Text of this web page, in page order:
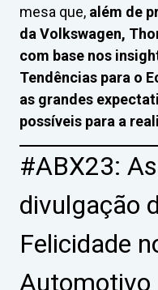
mesa que, além de
da Volkswagen,
com base nos
Tendências para o
as grandes
possíveis para a
#ABX23:
divulgação
Felicidade
Automotivo